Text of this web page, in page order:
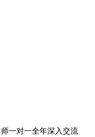
一对一全年深入交流